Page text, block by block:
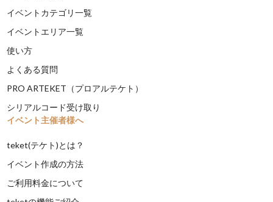
イベントカテゴリ一覧
イベントエリア一覧
使い方
よくある質問
PRO ARTEKET（プロアルテケト）
シリアルコード受け取り
イベント主催者様へ
teket(テケト)とは？
イベント作成の方法
ご利用料金について